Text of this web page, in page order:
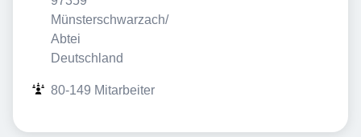
Münsterschwarzach/
Abtei
Deutschland
80-149 Mitarbeiter